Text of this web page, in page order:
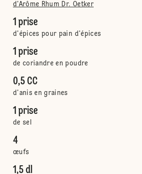
d'Arôme Rhum Dr. Oetker
1 prise
d'épices pour pain d'épices
1 prise
de coriandre en poudre
0,5 CC
d'anis en graines
1 prise
de sel
4
œufs
1,5 dl